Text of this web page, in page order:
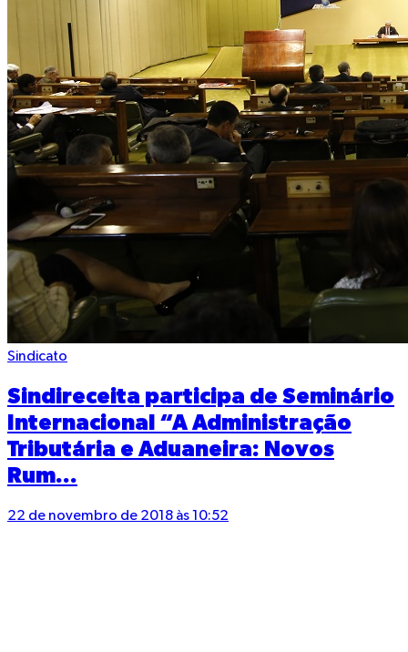
Sindicato
Sindireceita participa de Seminário
Internacional “A Administração
Tributária e Aduaneira: Novos
Rum...
22 de novembro de 2018 às 10:52